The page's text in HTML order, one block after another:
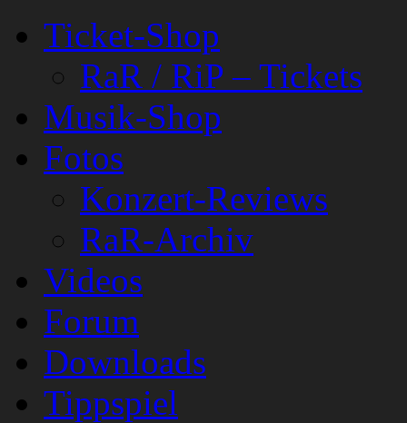
Ticket-Shop
RaR / RiP – Tickets
Musik-Shop
Fotos
Konzert-Reviews
RaR-Archiv
Videos
Forum
Downloads
Tippspiel